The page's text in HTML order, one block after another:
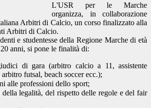
L'USR per le Marche
organizza, in collaborazione
Arbitri di Calcio, un corso finalizzato alla
Arbitri di Calcio.
e studentesse della Regione Marche di età
anni, si pone le finalità di:
di gara (arbitro calcio a 11, assistente
futsal, beach soccer ecc.);
alle professioni dello sport;
legalità, del rispetto delle regole e del fair